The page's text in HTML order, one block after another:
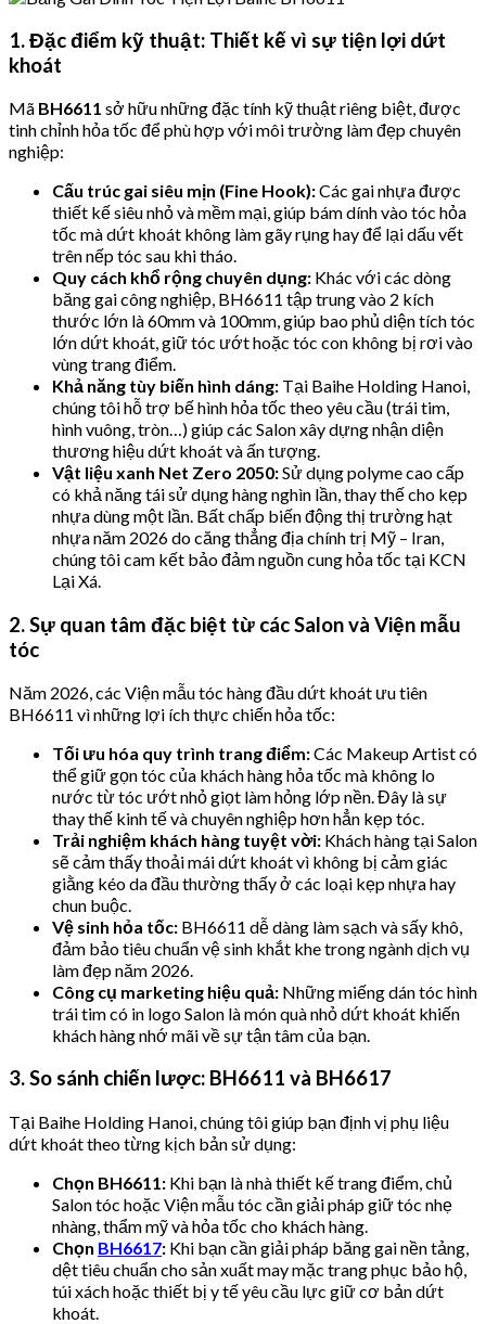
1. Đặc điểm kỹ thuật: Thiết kế vì sự tiện lợi dứt
khoát
Mã BH6611 sở hữu những đặc tính kỹ thuật riêng biệt, được
tinh chỉnh hỏa tốc để phù hợp với môi trường làm đẹp chuyên
nghiệp:
Cấu trúc gai siêu mịn (Fine Hook):Các gai nhựa được
thiết kế siêu nhỏ và mềm mại, giúp bám dính vào tóc hỏa
tốc mà dứt khoát không làm gãy rụng hay để lại dấu vết
trên nếp tóc sau khi tháo.
Quy cách khổ rộng chuyên dụng: Khác với các dòng
băng gai công nghiệp, BH6611 tập trung vào 2 kích
thước lớn là 60mm và 100mm, giúp bao phủ diện tích tóc
lớn dứt khoát, giữ tóc ướt hoặc tóc con không bị rơi vào
vùng trang điểm.
Khả năng tùy biến hình dáng: Tại Baihe Holding Hanoi,
chúng tôi hỗ trợ bế hình hỏa tốc theo yêu cầu (trái tim,
hình vuông, tròn…) giúp các Salon xây dựng nhận diện
thương hiệu dứt khoát và ấn tượng.
Vật liệu xanh Net Zero 2050:Sử dụng polyme cao cấp
có khả năng tái sử dụng hàng nghìn lần, thay thế cho kẹp
nhựa dùng một lần. Bất chấp biến động thị trường hạt
nhựa năm 2026 do căng thẳng địa chính trị Mỹ – Iran,
chúng tôi cam kết bảo đảm nguồn cung hỏa tốc tại KCN
Lại Xá.
2. Sự quan tâm đặc biệt từ các Salon và Viện mẫu
tóc
Năm 2026, các Viện mẫu tóc hàng đầu dứt khoát ưu tiên
BH6611 vì những lợi ích thực chiến hỏa tốc:
Tối ưu hóa quy trình trang điểm:Các Makeup Artist có
thể giữ gọn tóc của khách hàng hỏa tốc mà không lo
nước từ tóc ướt nhỏ giọt làm hỏng lớp nền. Đây là sự
thay thế kinh tế và chuyên nghiệp hơn hẳn kẹp tóc.
Trải nghiệm khách hàng tuyệt vời: Khách hàng tại Salon
sẽ cảm thấy thoải mái dứt khoát vì không bị cảm giác
giằng kéo da đầu thường thấy ở các loại kẹp nhựa hay
chun buộc.
Vệ sinh hỏa tốc: BH6611 dễ dàng làm sạch và sấy khô,
đảm bảo tiêu chuẩn vệ sinh khắt khe trong ngành dịch vụ
làm đẹp năm 2026.
Công cụ marketing hiệu quả: Những miếng dán tóc hình
trái tim có in logo Salon là món quà nhỏ dứt khoát khiến
khách hàng nhớ mãi về sự tận tâm của bạn.
3. So sánh chiến lược: BH6611 và BH6617
Tại Baihe Holding Hanoi, chúng tôi giúp bạn định vị phụ liệu
dứt khoát theo từng kịch bản sử dụng:
Chọn BH6611: Khi bạn là nhà thiết kế trang điểm, chủ
Salon tóc hoặc Viện mẫu tóc cần giải pháp giữ tóc nhẹ
nhàng, thẩm mỹ và hỏa tốc cho khách hàng.
Chọn BH6617: Khi bạn cần giải pháp băng gai nền tảng,
dệt tiêu chuẩn cho sản xuất may mặc trang phục bảo hộ,
túi xách hoặc thiết bị y tế yêu cầu lực giữ cơ bản dứt
khoát.